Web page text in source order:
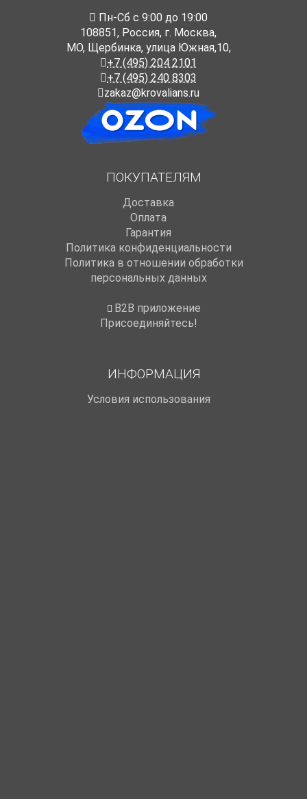
Пн-Cб с 9:00 до 19:00
108851, Россия, г. Москва,
МО, Щербинка, улица Южная,10,
+7 (495) 204 2101
+7 (495) 240 8303
zakaz@krovalians.ru
ПОКУПАТЕЛЯМ
Доставка
Оплата
Гарантия
Политика конфиденциальности
Политика в отношении обработки
персональных данных
B2B приложение
Присоединяйтесь!
ИНФОРМАЦИЯ
Условия использования